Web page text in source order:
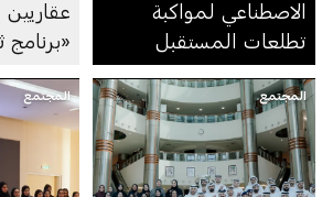
الاصطناعي لمواكبة
تطلعات المستقبل
«برنامج
المجتمع المجتمع